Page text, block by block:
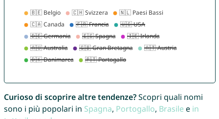
Curioso di scoprire altre tendenze?Scopri quali nomi
sono i più popolari in Spagna, Portogallo, Brasile e in